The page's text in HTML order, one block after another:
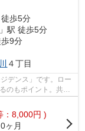
徒歩5分
」駅 徒歩5分
歩9分
４丁目
デンス」です。ロー
のもポイント。共用
：8,000円 )
0ヶ月